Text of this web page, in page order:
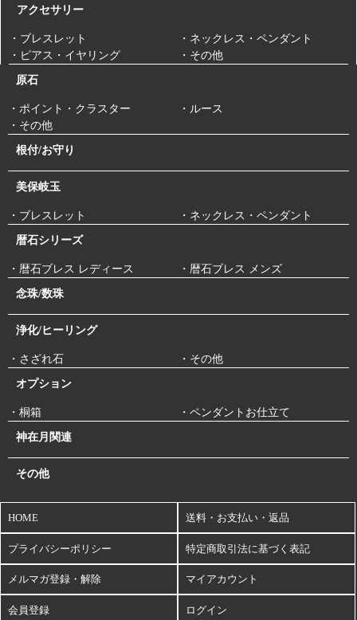
アクセサリー
・ブレスレット
・ネックレス・ペンダント
・ピアス・イヤリング
・その他
原石
・ポイント・クラスター
・ルース
・その他
根付/お守り
美保岐玉
・ブレスレット ・ネックレス・ペンダント
暦石シリーズ
・暦石ブレス レディース ・暦石ブレス メンズ
念珠/数珠
浄化/ヒーリング
・さざれ石 ・その他
オプション
・桐箱 ・ペンダントお仕立て
神在月関連
その他
HOME 送料・お支払い・返品
プライバシーポリシー 特定商取引法に基づく表記
メルマガ登録・解除 マイアカウント
会員登録 ログイン